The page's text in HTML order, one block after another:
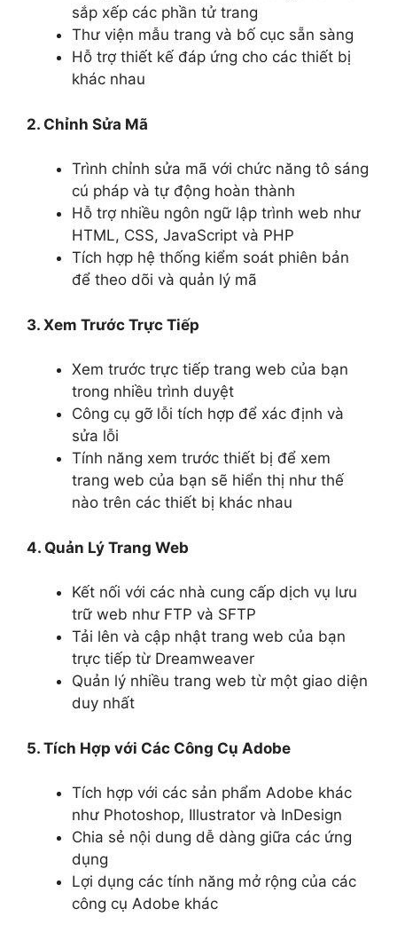
sắp xếp các phần tử trang
Thư viện mẫu trang và bố cục sẵn sàng
Hỗ trợ thiết kế đáp ứng cho các thiết bị
khác nhau
2. Chỉnh Sửa Mã
Trình chỉnh sửa mã với chức năng tô sáng
cú pháp và tự động hoàn thành
Hỗ trợ nhiều ngôn ngữ lập trình web như
HTML, CSS, JavaScript và PHP
Tích hợp hệ thống kiểm soát phiên bản
để theo dõi và quản lý mã
3. Xem Trước Trực Tiếp
Xem trước trực tiếp trang web của bạn
trong nhiều trình duyệt
Công cụ gỡ lỗi tích hợp để xác định và
sửa lỗi
Tính năng xem trước thiết bị để xem
trang web của bạn sẽ hiển thị như thế
nào trên các thiết bị khác nhau
4. Quản Lý Trang Web
Kết nối với các nhà cung cấp dịch vụ lưu
trữ web như FTP và SFTP
Tải lên và cập nhật trang web của bạn
trực tiếp từ Dreamweaver
Quản lý nhiều trang web từ một giao diện
duy nhất
5. Tích Hợp với Các Công Cụ Adobe
Tích hợp với các sản phẩm Adobe khác
như Photoshop, Illustrator và InDesign
Chia sẻ nội dung dễ dàng giữa các ứng
dụng
Lợi dụng các tính năng mở rộng của các
công cụ Adobe khác